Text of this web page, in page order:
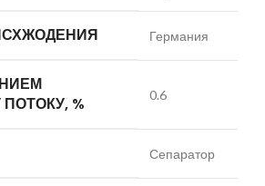
Германия
%
0.6
Сепаратор